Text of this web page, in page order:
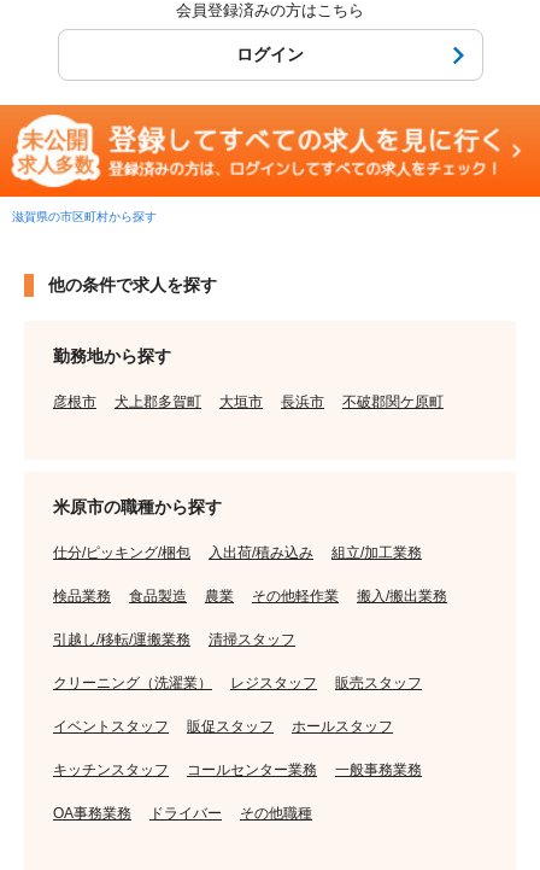
会員登録済みの方はこちら
ログイン
滋賀県の市区町村から探す
他の条件で求人を探す
勤務地から探す
彦根市 犬上郡多賀町 大垣市 長浜市 不破郡関ケ原町
米原市の職種から探す
仕分/ピッキング/梱包 入出荷/積み込み 組立/加工業務
検品業務 食品製造 農業 その他軽作業 搬入/搬出業務
引越し/移転/運搬業務 清掃スタッフ
クリーニング（洗濯業） レジスタッフ 販売スタッフ
イベントスタッフ 販促スタッフ ホールスタッフ
キッチンスタッフ コールセンター業務 一般事務業務
OA事務業務 ドライバー その他職種